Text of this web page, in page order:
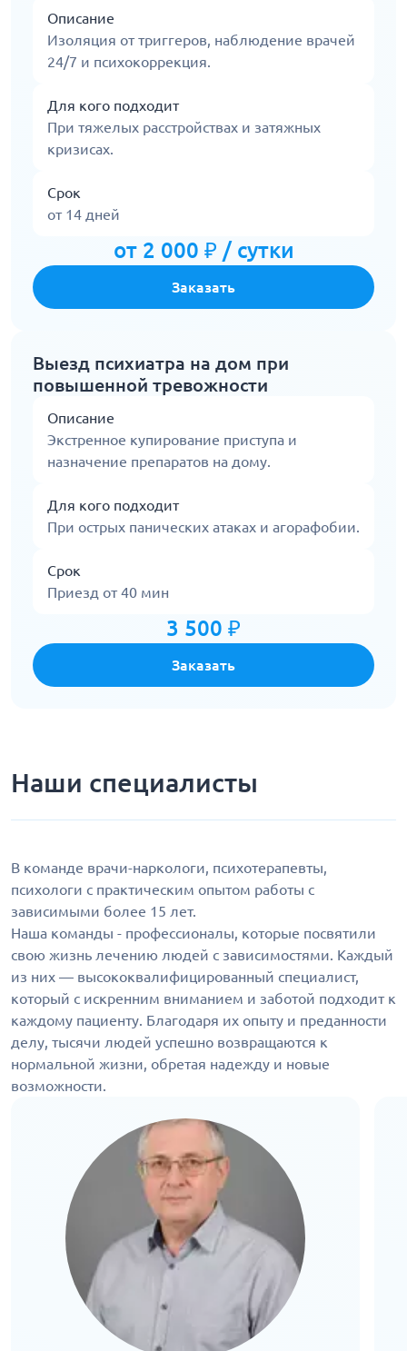
Описание
Изоляция от триггеров, наблюдение врачей
24/7 и психокоррекция.
Для кого подходит
При тяжелых расстройствах и затяжных
кризисах.
Срок
от 14 дней
от 2 000 ₽ / сутки
Заказать
Выезд психиатра на дом при
повышенной тревожности
Описание
Экстренное купирование приступа и
назначение препаратов на дому.
Для кого подходит
При острых панических атаках и агорафобии.
Срок
Приезд от 40 мин
3 500 ₽
Заказать
Наши специалисты
В команде врачи-наркологи, психотерапевты,
психологи с практическим опытом работы с
зависимыми более 15 лет.
Наша команды - профессионалы, которые посвятили
свою жизнь лечению людей с зависимостями. Каждый
из них — высококвалифицированный специалист,
который с искренним вниманием и заботой подходит к
каждому пациенту. Благодаря их опыту и преданности
делу, тысячи людей успешно возвращаются к
нормальной жизни, обретая надежду и новые
возможности.